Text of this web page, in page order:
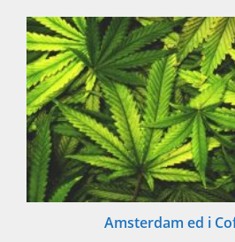
Amsterdam ed i